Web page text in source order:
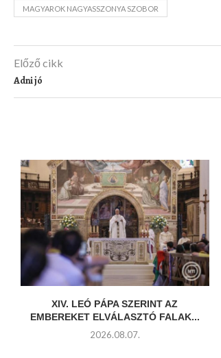
MAGYAROK NAGYASSZONYA SZOBOR
Előző cikk
Adni jó
XIV. LEÓ PÁPA SZERINT AZ
EMBEREKET ELVÁLASZTÓ FALAK...
2026.08.07.